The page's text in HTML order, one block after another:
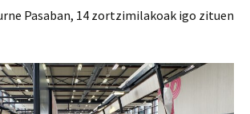
Pasaban, 14 zortzimilakoak igo zituen